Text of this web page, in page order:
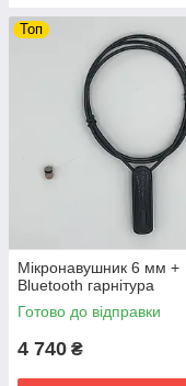
Топ
Мікронавушник 6 мм +
Bluetooth гарнітура
Готово до відправки
4 740 ₴